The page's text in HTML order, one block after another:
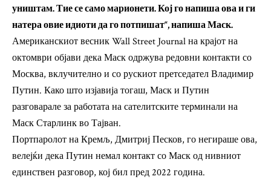
уништам. Тие се само марионети. Кој го напиша ова и ги
натера овие идиоти да го потпишат“, напиша Маск.
Американскиот весник Wall Street Journal на крајот на
октомври објави дека Маск одржува редовни контакти со
Москва, вклучително и со рускиот претседател Владимир
Путин. Како што изјавија тогаш, Маск и Путин
разговарале за работата на сателитските терминали на
Маск Старлинк во Тајван.
Портпаролот на Кремљ, Дмитриј Песков, го негираше ова,
велејќи дека Путин немал контакт со Маск од нивниот
единствен разговор, кој бил пред 2022 година.